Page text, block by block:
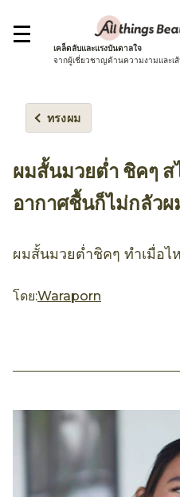
เคล็ดลับและแรงบันดาลใจ
จากผู้เชี่ยวชาญด้านความงามและเ
ทรงผม
ผมสั้นมวยต่ำ ชิคๆ
อากาศชื้นก็ไม่กลัว
ผมสั้นมวยต่ำชิคๆ ทำเมื่อไ
โดย:Waraporn